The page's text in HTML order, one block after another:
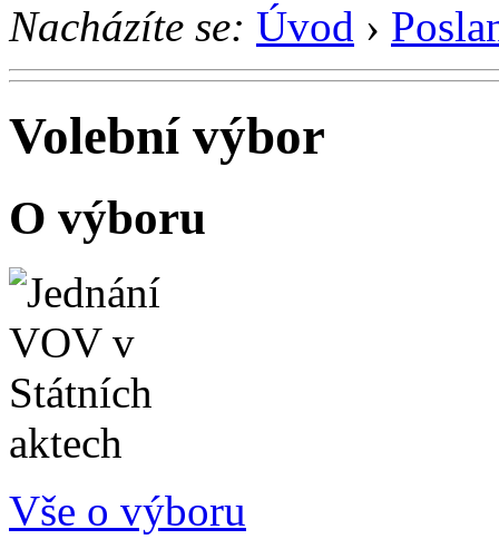
Nacházíte se: Úvod ›
Volební výbor
O výboru
Vše o výboru